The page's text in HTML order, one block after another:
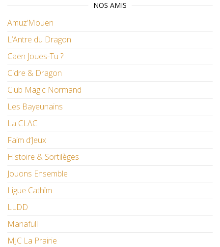
NOS AMIS
Amuz’Mouen
L’Antre du Dragon
Caen Joues-Tu ?
Cidre & Dragon
Club Magic Normand
Les Bayeunains
La CLAC
Faim d’Jeux
Histoire & Sortilèges
Jouons Ensemble
Ligue Cathîm
LLDD
Manafull
MJC La Prairie